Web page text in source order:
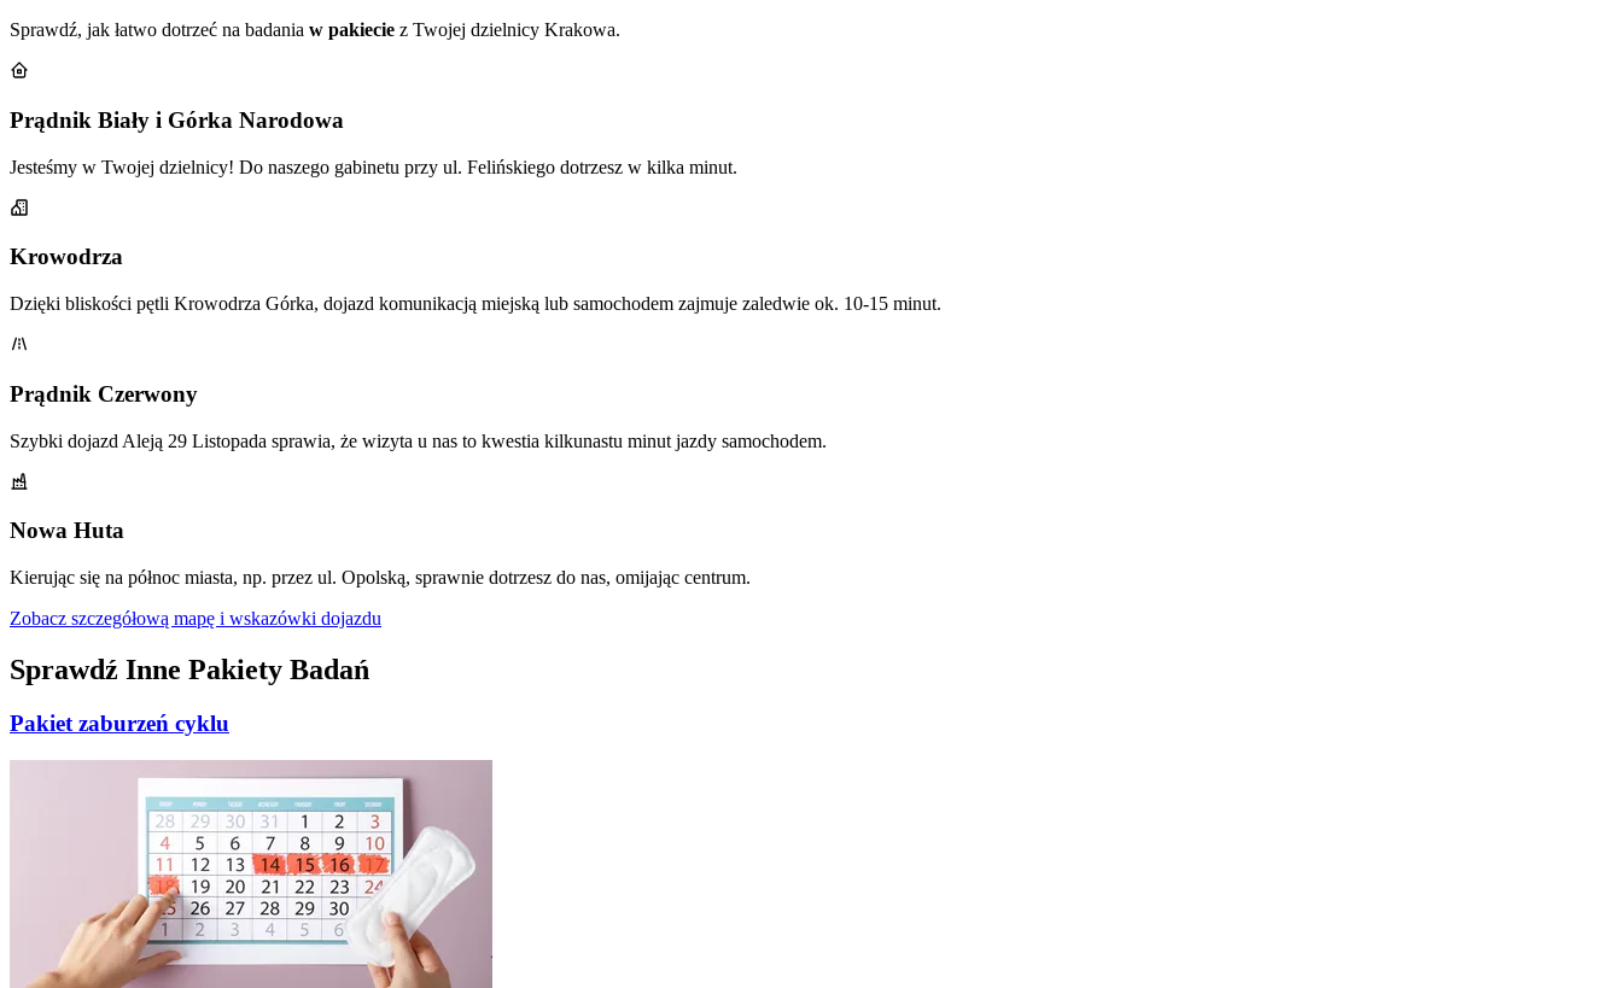
Sprawdź, jak łatwo dotrzeć na badania w pakiecie z Twojej dzielnicy Krakowa.
Prądnik Biały i Górka Narodowa
Jesteśmy w Twojej dzielnicy! Do naszego gabinetu przy ul. Felińskiego dotrzesz w kilka minut.
Krowodrza
Dzięki bliskości pętli Krowodrza Górka, dojazd komunikacją miejską lub samochodem zajmuje zaledwie ok. 10-15 minut.
Prądnik Czerwony
Szybki dojazd Aleją 29 Listopada sprawia, że wizyta u nas to kwestia kilkunastu minut jazdy samochodem.
Nowa Huta
Kierując się na północ miasta, np. przez ul. Opolską, sprawnie dotrzesz do nas, omijając centrum.
Zobacz szczegółową mapę i wskazówki dojazdu
Sprawdź Inne Pakiety Badań
Pakiet zaburzeń cyklu